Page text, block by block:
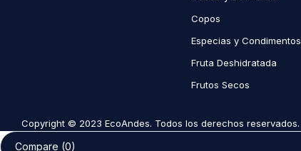
Copos
Especias y Condimentos
Fruta Deshidratada
Frutos Secos
Copyright © 2023 EcoAndes. Todos los derechos reservados.
Compare (0)